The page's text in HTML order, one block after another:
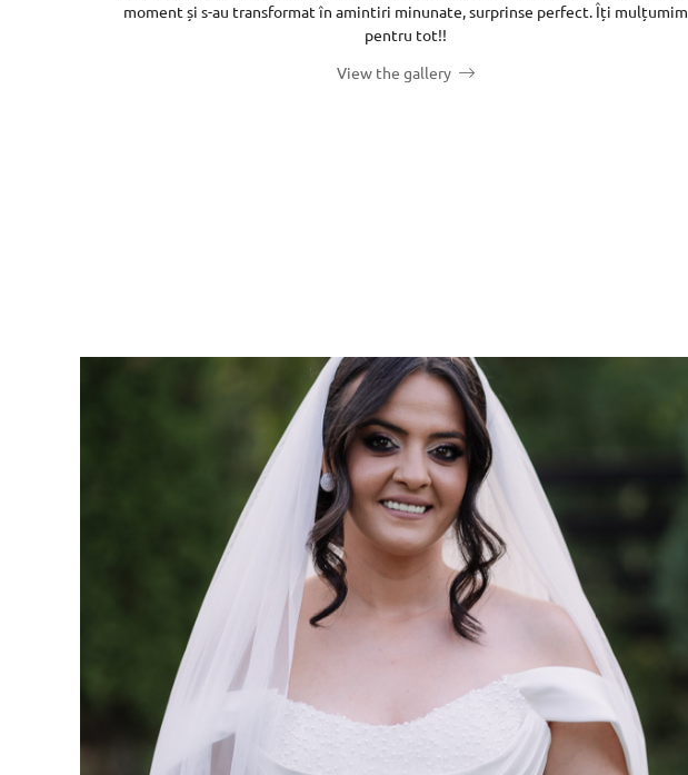
moment și s-au transformat în amintiri minunate, surprinse perfect. Îți mulțumim
pentru tot!!
View the gallery